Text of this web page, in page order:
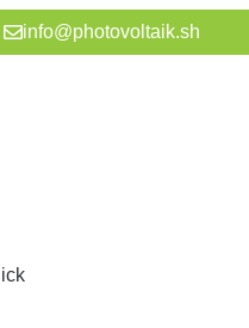
info@photovoltaik.sh